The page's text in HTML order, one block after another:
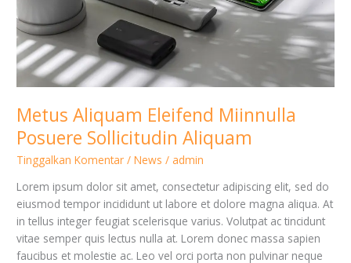
Metus Aliquam Eleifend Miinnulla
Posuere Sollicitudin Aliquam
Tinggalkan Komentar /News / admin
Lorem ipsum dolor sit amet, consectetur adipiscing elit, sed do
eiusmod tempor incididunt ut labore et dolore magna aliqua. At
in tellus integer feugiat scelerisque varius. Volutpat ac tincidunt
vitae semper quis lectus nulla at. Lorem donec massa sapien
faucibus et molestie ac. Leo vel orci porta non pulvinar neque